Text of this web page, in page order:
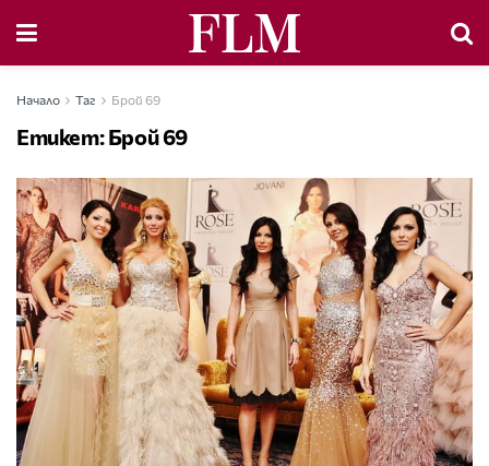
Начало Таг Брой 69
Етикет:Брой 69